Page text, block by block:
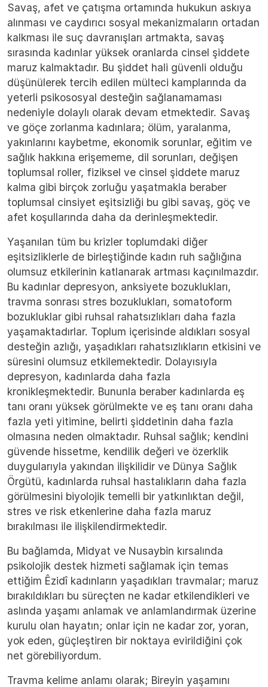
Savaş, afet ve çatışma ortamında hukukun askıya
alınması ve caydırıcı sosyal mekanizmaların ortadan
kalkması ile suç davranışları artmakta, savaş
sırasında kadınlar yüksek oranlarda cinsel şiddete
maruz kalmaktadır. Bu şiddet hali güvenli olduğu
düşünülerek tercih edilen mülteci kamplarında da
yeterli psikososyal desteğin sağlanamaması
nedeniyle dolaylı olarak devam etmektedir. Savaş
ve göçe zorlanma kadınlara; ölüm, yaralanma,
yakınlarını kaybetme, ekonomik sorunlar, eğitim ve
sağlık hakkına erişememe, dil sorunları, değişen
toplumsal roller, fiziksel ve cinsel şiddete maruz
kalma gibi birçok zorluğu yaşatmakla beraber
toplumsal cinsiyet eşitsizliği bu gibi savaş, göç ve
afet koşullarında daha da derinleşmektedir.
Yaşanılan tüm bu krizler toplumdaki diğer
eşitsizliklerle de birleştiğinde kadın ruh sağlığına
olumsuz etkilerinin katlanarak artması kaçınılmazdır.
Bu kadınlar depresyon, anksiyete bozuklukları,
travma sonrası stres bozuklukları, somatoform
bozukluklar gibi ruhsal rahatsızlıkları daha fazla
yaşamaktadırlar. Toplum içerisinde aldıkları sosyal
desteğin azlığı, yaşadıkları rahatsızlıkların etkisini ve
süresini olumsuz etkilemektedir. Dolayısıyla
depresyon, kadınlarda daha fazla
kronikleşmektedir. Bununla beraber kadınlarda eş
tanı oranı yüksek görülmekte ve eş tanı oranı daha
fazla yeti yitimine, belirti şiddetinin daha fazla
olmasına neden olmaktadır. Ruhsal sağlık; kendini
güvende hissetme, kendilik değeri ve özerklik
duygularıyla yakından ilişkilidir ve Dünya Sağlık
Örgütü, kadınlarda ruhsal hastalıkların daha fazla
görülmesini biyolojik temelli bir yatkınlıktan değil,
stres ve risk etkenlerine daha fazla maruz
bırakılması ile ilişkilendirmektedir.
Bu bağlamda, Midyat ve Nusaybin kırsalında
psikolojik destek hizmeti sağlamak için temas
ettiğim Êzidî kadınların yaşadıkları travmalar; maruz
bırakıldıkları bu süreçten ne kadar etkilendikleri ve
aslında yaşamı anlamak ve anlamlandırmak üzerine
kurulu olan hayatın; onlar için ne kadar zor, yoran,
yok eden, güçleştiren bir noktaya evirildiğini çok
net görebiliyordum.
Travma kelime anlamı olarak; Bireyin yaşamını